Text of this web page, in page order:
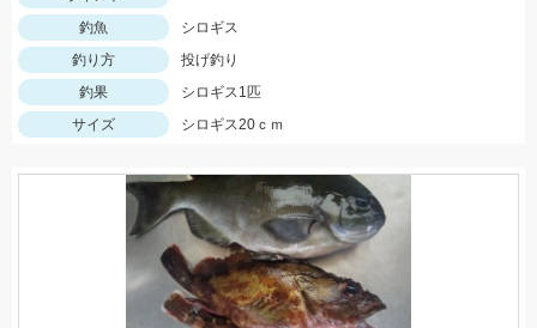
釣魚
シロギス
釣り方
投げ釣り
釣果
シロギス1匹
サイズ
シロギス20ｃｍ